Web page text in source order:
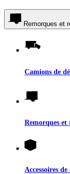
Remorques et
Camions de
Remorques et
Accessoires